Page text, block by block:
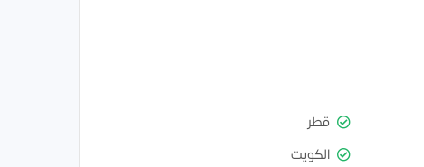
قطر
الكويت